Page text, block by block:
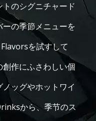
のシグニチャード
の季節メニューを
を試すして
作にふさわしい個
ッグやホットワイ
から、季节のス